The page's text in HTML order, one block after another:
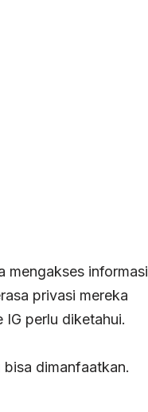
mengakses informasi
privasi mereka
perlu diketahui.
dimanfaatkan.